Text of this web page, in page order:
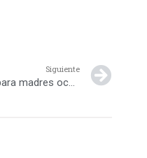
Siguiente
Uñas perfectas en 15 minutos para madres ocupadas